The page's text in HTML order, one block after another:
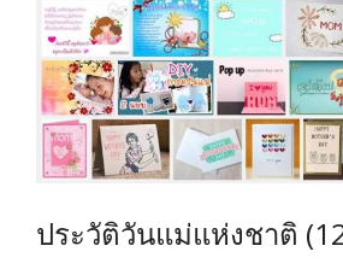
ประวัติวันแม่แห่งชาติ